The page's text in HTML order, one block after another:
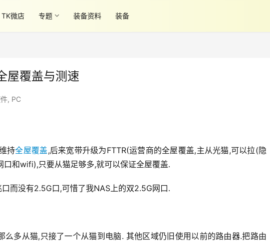
TK微店 专题 装备资料 装备
屋覆盖与测速
, PC
持全屋覆盖,后来宽带升级为FTTR(运营商的全屋覆盖,主从光猫,可以拉(隐
口和wifi),只要从猫足够多,就可以保证全屋覆盖.
而没有2.5G口,可惜了我NAS上的双2.5G网口.
么多从猫,只接了一个从猫到电脑. 其他区域仍旧使用以前的路由器.把路由